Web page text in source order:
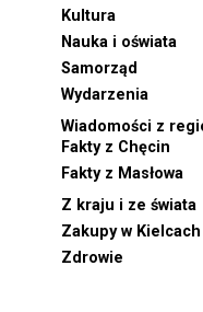
Kultura
Nauka i oświata
Samorząd
Wydarzenia
Wiadomości z
Fakty z Chęcin
Fakty z Masłowa
Z kraju i ze świata
Zakupy w Kielcach
Zdrowie